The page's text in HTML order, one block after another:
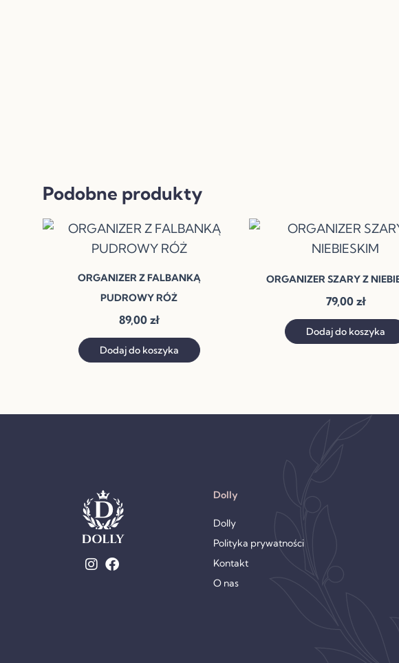
Podobne produkty
ORGANIZER Z FALBANKĄ
PUDROWY RÓŻ
89,00 zł
Dodaj do koszyka
ORGANIZER SZARY Z
79,00 zł
Dodaj do koszyka
Dolly
Dolly
Polityka prywatności
Kontakt
O nas